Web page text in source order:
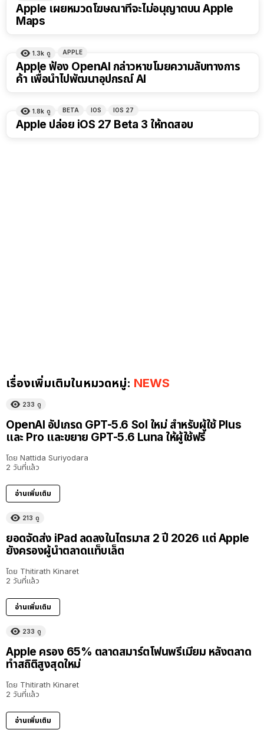
Apple เผยหมวดโฆษณาที่จะไม่อนุญาตบน Apple
Maps
1.3k ดู APPLE
Apple ฟ้อง OpenAI กล่าวหาขโมยความลับทางการ
ค้า เพื่อนำไปพัฒนาอุปกรณ์ AI
1.8k ดู BETA IOS IOS 27
Apple ปล่อย iOS 27 Beta 3 ให้ทดสอบ
เรื่องเพิ่มเติมในหมวดหมู่: NEWS
233 ดู
OpenAI อัปเกรด GPT-5.6 Sol ใหม่ สำหรับผู้ใช้ Plus
และ Pro และขยาย GPT-5.6 Luna ให้ผู้ใช้ฟรี
โดย Nattida Suriyodara
2 วันที่แล้ว
อ่านเพิ่มเติม
213 ดู
ยอดจัดส่ง iPad ลดลงในไตรมาส 2 ปี 2026 แต่ Apple
ยังครองผู้นำตลาดแท็บเล็ต
โดย Thitirath Kinaret
2 วันที่แล้ว
อ่านเพิ่มเติม
233 ดู
Apple ครอง 65% ตลาดสมาร์ตโฟนพรีเมียม หลังตลาด
ทำสถิติสูงสุดใหม่
โดย Thitirath Kinaret
2 วันที่แล้ว
อ่านเพิ่มเติม